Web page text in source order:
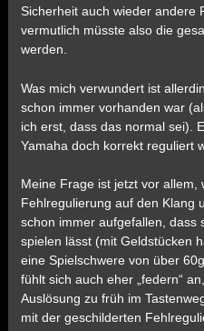
Sicherheit auch wieder andere
vermutlich müsste also die
werden.
Was mich verwundert ist
schon immer vorhanden war
ich erst, dass das normal sei).
Yamaha doch korrekt reguliert
Meine Frage ist jetzt vor allem,
Fehlregulierung auf den Klang
schon immer aufgefallen, dass
spielen lässt (mit Geldstücken
eine Spielschwere von über
fühlt sich auch eher „federn“
Auslösung zu früh im
mit der geschilderten